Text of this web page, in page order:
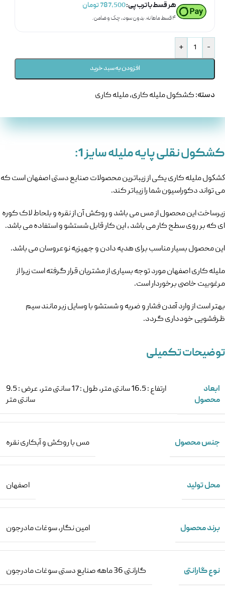
هر قسط با ترب‌پی:787,500تومان
۴ قسط ماهانه. بدون سود، چک و ضامن.
-
+
افزودن به سبد خرید
دسته:کشکول ملیله کاری,ملیله کاری
کشکول نقلی پایه ملیله سایز 1:
كشكول مليله کاری یکی از زیباترین محصولات صنایع دستی اصفهان است که
می تواند دکوراسیون شما را زیباتر کند.
زیرساخت این محصول از مس می باشد و روکش آن از نقره و بلحاط لاک کوره
ای که بر روی سطح کار می باشد , این کار قابل شستشو و استفاده می باشد.
این محصول بسیار مناسب برای هدیه دادن و جهیزیه نوعروسان می باشد.
ملیله کاری اصفهان مورد توجه بسیاری از مشتریان قرار گرفته است زیرا از
مرغوبیت خاصی برخوردار است.
بهتر است از وارد آمدن فشار و ضربه و شستشو با وسایل زبر مانند سیم
ظرفشویی خودداری گردد.
توضیحات تکمیلی
ابعاد
محصول
ارتفاع : 16.5 سانتی متر ,طول : 17 سانتی متر ,
عرض : 9.5
سانتی متر
جنس محصول مس با روکش و آبکاری نقره
محل تولید اصفهان
برند محصول امین نگار,سوغات مادرجون
نوع گارانتی گارانتی 36 ماهه صنایع دستی سوغات مادرجون